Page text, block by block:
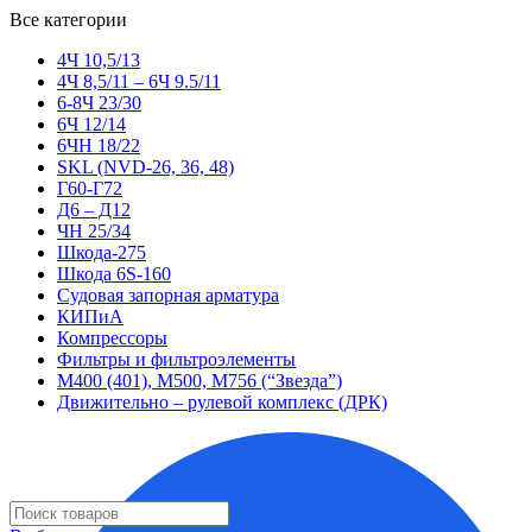
Все категории
4Ч 10,5/13
4Ч 8,5/11 – 6Ч 9.5/11
6-8Ч 23/30
6Ч 12/14
6ЧН 18/22
SKL (NVD-26, 36, 48)
Г60-Г72
Д6 – Д12
ЧН 25/34
Шкода-275
Шкода 6S-160
Судовая запорная арматура
КИПиА
Компрессоры
Фильтры и фильтроэлементы
М400 (401), М500, М756 (“Звезда”)
Движительно – рулевой комплекс (ДРК)